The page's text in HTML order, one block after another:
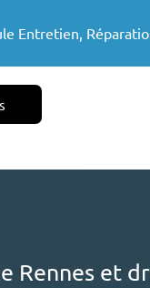
Entretien,
Rennes et